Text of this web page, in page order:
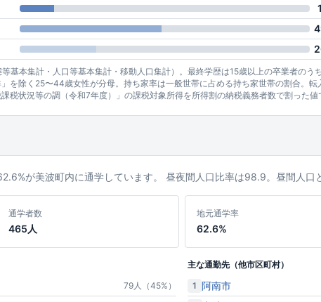
基本集計・人口等基本集計・移動人口集計）。最終学歴は15歳以上の卒業者のう
を除く25〜44歳女性が分母。持ち家率は一般世帯に占める持ち家世帯の割合。
税状況等の調（令和7年度）」の課税対象所得を所得割の納税義務者数で割った値
が美波町内に通学しています。 昼夜間人口比率は98.9。昼間人口
通学者数
465人
地元通学率
62.6%
79人（45%）
主な通勤先（他市区町村）
1 阿南市